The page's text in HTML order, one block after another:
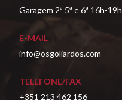
Garagem 2ª 5ª e 6ª 16h-19h
E-MAIL
info@osgoliardos.com
TELEFONE/FAX
+351 213 462 156